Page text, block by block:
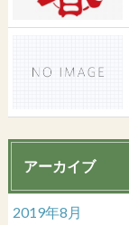
アーカイブ
2019年8月